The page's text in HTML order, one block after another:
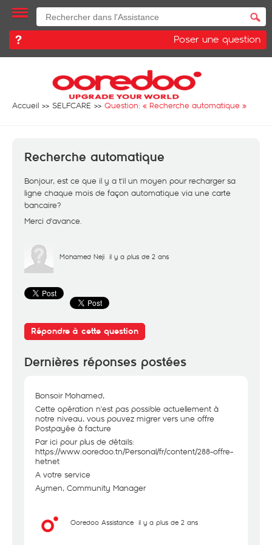
Poser une question
Accueil SELFCARE Question: « Recherche automatique »
Recherche automatique
Bonjour, est ce que il y a t'il un moyen pour recharger sa
ligne chaque mois de façon automatique via une carte
bancaire?
Merci d'avance.
Mohamed Neji il y a plus de 2 ans
Répondre à cette question
Dernières réponses postées
Bonsoir Mohamed,
Cette opération n'est pas possible actuellement à
notre niveau, vous pouvez migrer vers une offre
Postpayée à facture
Par ici pour plus de détails:
https://www.ooredoo.tn/Personal/fr/content/288-offre-
hetnet
A votre service
Aymen, Community Manager
Ooredoo Assistance il y a plus de 2 ans